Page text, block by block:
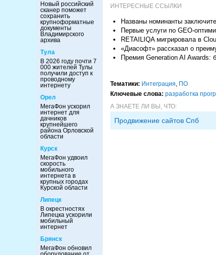
Новый российский
сканер поможет
сохранить
крупноформатные
документы
Владимирского
архива
Тула
В 2026 году почти 7
000 жителей Тулы
получили доступ к
проводному
интернету
Орел
МегаФон ускорил
интернет для
дачников
крупнейшего
района Орловской
области
Курск
МегаФон удвоил
скорость
мобильного
интернета в
крупных городах
Курской области
Липецк
В окрестностях
Липецка ускорили
мобильный
интернет
Брянск
МегаФон обновил
ИНТЕРЕСНЫЕ ССЫЛКИ
Названы номинанты
Первые услуги по GEO-
RETAILIQA мигрировала в
«Диасофт» рассказал о
Премия Generation AI Awards:
Тематики: Интеграция, ПО
Ключевые слова: разработка
А ЗНАЕТЕ ЛИ ВЫ, ЧТО:
Продвижение сайтов Спб